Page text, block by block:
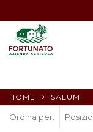
HOME SALUMI
Ordina per: